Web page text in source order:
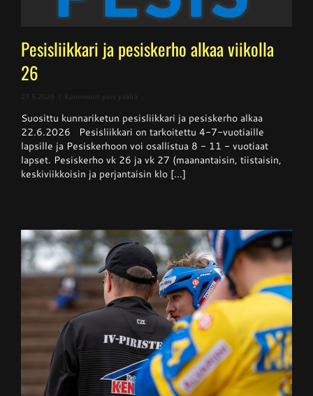
Pesisliikkari ja pesiskerho alkaa viikolla
26
27.5.2026 Kommentit pois päältä
ja
pesiskerho
alkaa
viikolla
26
Suosittu kunnariketun pesisliikkari ja pesiskerho alkaa
22.6.2026 Pesisliikkari on tarkoitettu 4-7-vuotiaille
lapsille ja Pesiskerhoon voi osallistua 8 - 11 - vuotiaat
lapset. Pesiskerho vk 26 ja vk 27 (maanantaisin, tiistaisin,
keskiviikkoisin ja perjantaisin klo [...]